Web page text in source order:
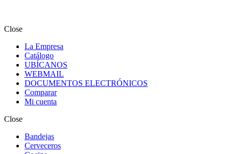
Close
La Empresa
Catálogo
UBÍCANOS
WEBMAIL
DOCUMENTOS ELECTRÓNICOS
Comparar
Mi cuenta
Close
Bandejas
Cerveceros